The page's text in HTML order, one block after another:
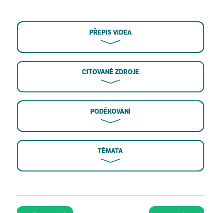
PŘEPIS VIDEA
CITOVANÉ ZDROJE
PODĚKOVÁNÍ
TÉMATA